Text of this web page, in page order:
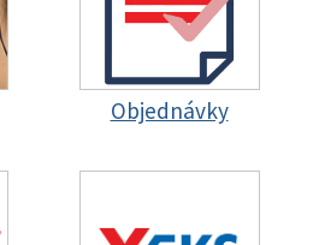
Objednávky